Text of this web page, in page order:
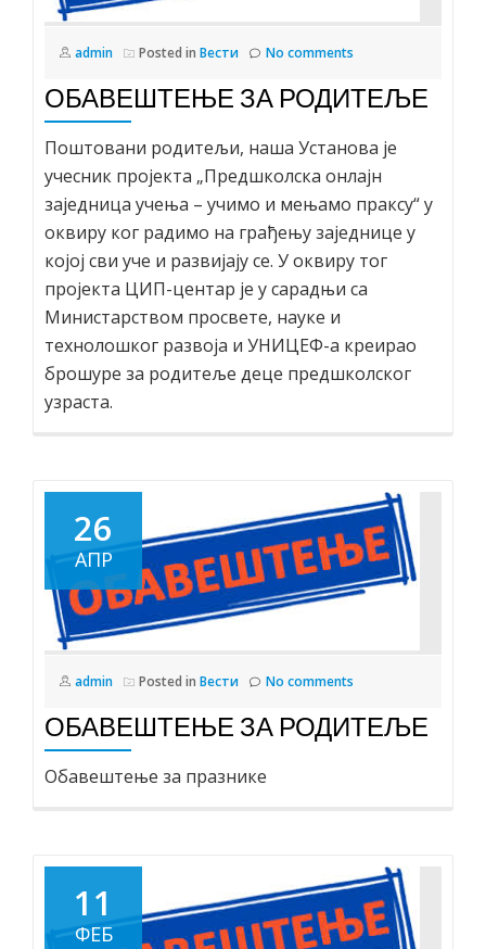
admin Posted in Вести No comments
ОБАВЕШТЕЊЕ ЗА РОДИТЕЉЕ
Поштовани родитељи, наша Установа је
учесник пројекта „Предшколска онлајн
заједница учења – учимо и мењамо праксу“ у
оквиру ког радимо на грађењу заједнице у
којој сви уче и развијају се. У оквиру тог
пројекта ЦИП-центар је у сарадњи са
Министарством просвете, науке и
технолошког развоја и УНИЦЕФ-а креирао
брошуре за родитеље деце предшколског
узраста.
26
АПР
admin Posted in Вести No comments
ОБАВЕШТЕЊЕ ЗА РОДИТЕЉЕ
Oбавештење за празникe
11
ФЕБ